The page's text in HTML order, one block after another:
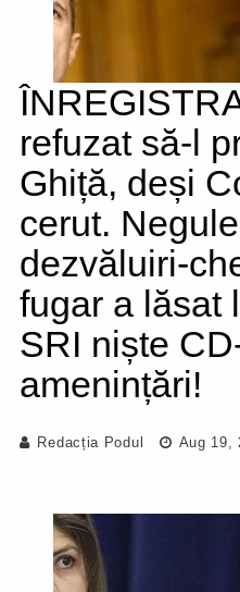
refuzat să-l
Ghiță, deși
cerut.
dezvăluiri-
fugar a lăsat
SRI niște
amenințări!
Redacția Podul Aug 19,